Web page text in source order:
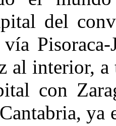
del
al interior, a
con
ya